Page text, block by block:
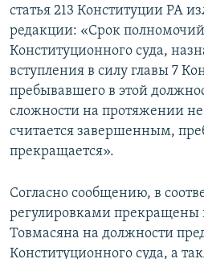
статья 213 Конституции РА
редакции: «Срок
Конституционного суда,
вступления в силу главы 7
пребывавшего в этой
сложности на протяжении не
считается завершенным,
прекращается».
Согласно сообщению, в
регулировками прекращены
Товмасяна на должности
Конституционного суда, а